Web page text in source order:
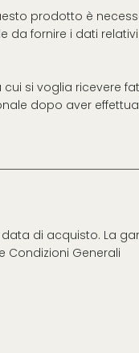
prodotto è
da fornire i dati
si voglia ricevere
dopo aver
di acquisto. La
Condizioni Generali